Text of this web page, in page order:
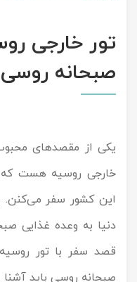
تور خارجی
صبحانه روسی
یکی از مقصدهای
خارجی روسیه هست که
این کشور سفر
دنیا به وعده غذایی
قصد سفر با تور
صبحانه روسی باید